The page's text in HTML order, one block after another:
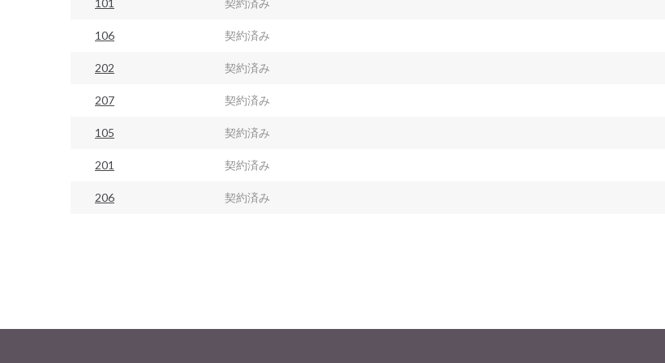
101 契約済み
106 契約済み
202 契約済み
207 契約済み
105 契約済み
201 契約済み
206 契約済み